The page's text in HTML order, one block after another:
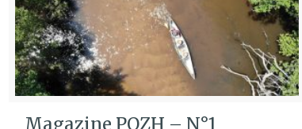
Magazine POZH – N°1